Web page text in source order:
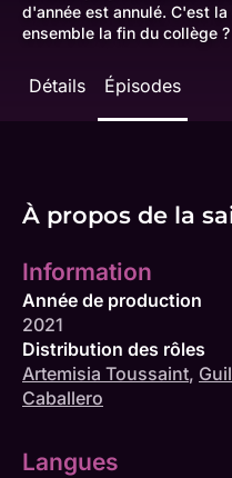
d'année est annulé. C'est
ensemble la fin du collège ?
Détails Épisodes
À propos de la
Information
Année de production
2021
Distribution des rôles
Artemisia Toussaint,
Caballero
Langues